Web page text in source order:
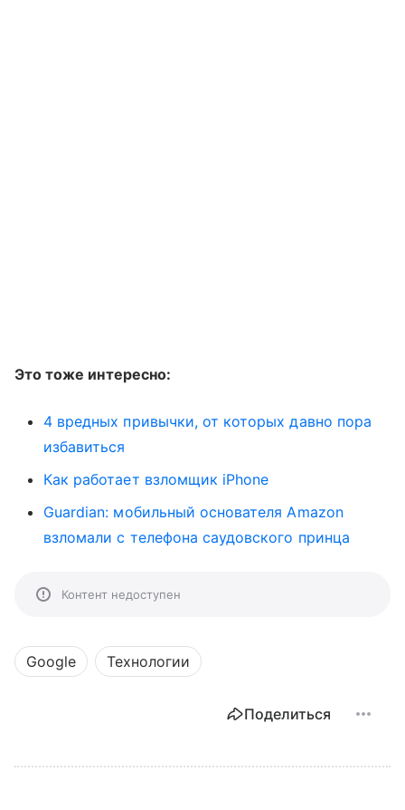
Это тоже интересно:
4 вредных привычки, от которых давно пора
избавиться
Как работает взломщик iPhone
Guardian: мобильный основателя Amazon
взломали с телефона саудовского принца
Контент недоступен
Google Технологии
Поделиться